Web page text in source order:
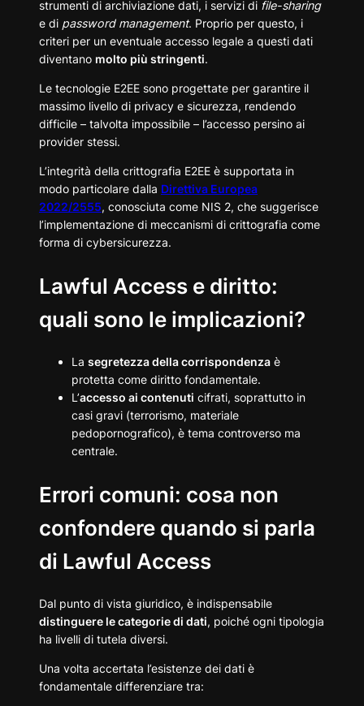
strumenti di archiviazione dati, i servizi di file-sharing
e di password management. Proprio per questo, i
criteri per un eventuale accesso legale a questi dati
diventano molto più stringenti.
Le tecnologie E2EE sono progettate per garantire il
massimo livello di privacy e sicurezza, rendendo
difficile – talvolta impossibile – l’accesso persino ai
provider stessi.
L’integrità della crittografia E2EE è supportata in
modo particolare dalla Direttiva Europea
2022/2555, conosciuta come NIS 2, che suggerisce
l’implementazione di meccanismi di crittografia come
forma di cybersicurezza.
Lawful Access e diritto:
quali sono le implicazioni?
La segretezza della corrispondenza è
protetta come diritto fondamentale.
L’accesso ai contenuti cifrati, soprattutto in
casi gravi (terrorismo, materiale
pedopornografico), è tema controverso ma
centrale.
Errori comuni: cosa non
confondere quando si parla
di Lawful Access
Dal punto di vista giuridico, è indispensabile
distinguere le categorie di dati, poiché ogni tipologia
ha livelli di tutela diversi.
Una volta accertata l’esistenze dei dati è
fondamentale differenziare tra: